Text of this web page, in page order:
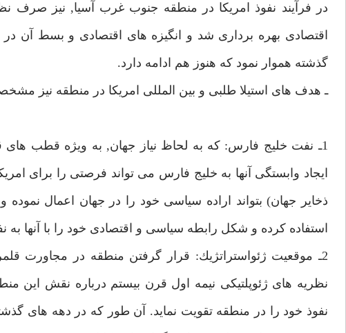
در فرآيند نفوذ امريكا در منطقه جنوب غرب آسيا, نيز
اقتصادى بهره بردارى شد و انگيزه هاى اقتصادى و بسط آن
گذشته هموار نمود كه هنوز هم ادامه دارد.
ـ هدف هاى استيلا طلبى و بين المللى امريكا در منطقه نيز
1ـ نفت خليج فارس: كه به لحاظ نياز جهان, به ويژه قطب هاى
ذخاير جهان) بتواند اراده سياسى خود را در جهان اعمال نموده
استفاده كرده و شكل رابطه سياسى و اقتصادى خود را با آنها به
2ـ موقعيت ژئواستراتژيك: قرار گرفتن منطقه در مجاورت
نظريه هاى ژئوپلتيكى نيمه اول قرن بيستم درباره نقش اين
نفوذ خود را در منطقه تقويت نمايد. آن طور كه در دهه هاى